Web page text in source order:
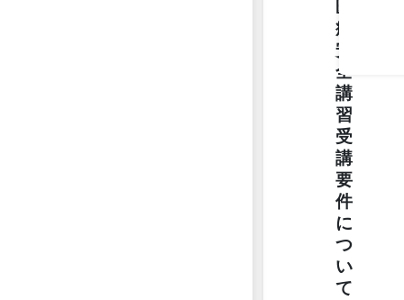
医
療
安
全
講
習
受
講
要
件
に
つ
い
て